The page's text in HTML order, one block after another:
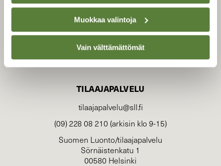
Muokkaa valintoja
Vain välttämättömät
TILAAJAPALVELU
tilaajapalvelu@sll.fi
(09) 228 08 210 (arkisin klo 9-15)
Suomen Luonto/tilaajapalvelu
Sörnäistenkatu 1
00580 Helsinki